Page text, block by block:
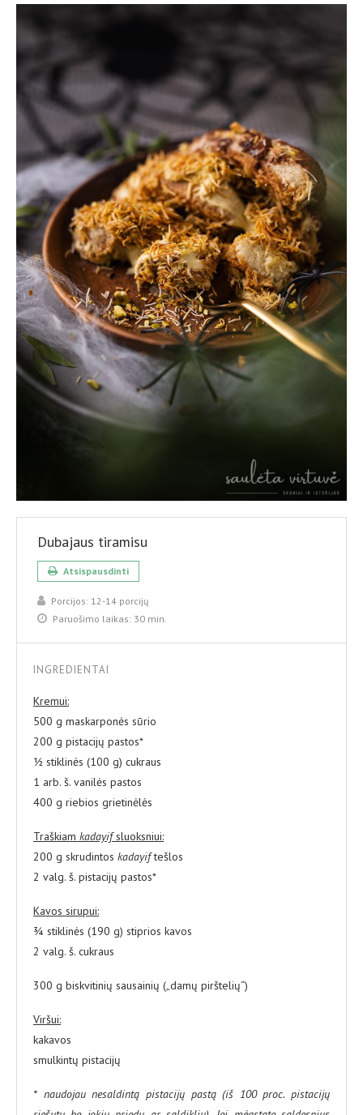
Dubajaus tiramisu
Atsispausdinti
Porcijos: 12-14 porcijų
Paruošimo laikas: 30 min.
INGREDIENTAI
Kremui:
500 g maskarponės sūrio
200 g pistacijų pastos*
½ stiklinės (100 g) cukraus
1 arb. š. vanilės pastos
400 g riebios grietinėlės
Traškiam kadayifsluoksniui:
200 g skrudintos kadayiftešlos
2 valg. š. pistacijų pastos*
Kavos sirupui:
¾ stiklinės (190 g) stiprios kavos
2 valg. š. cukraus
300 g biskvitinių sausainių („damų pirštelių“)
Viršui:
kakavos
smulkintų pistacijų
* naudojau nesaldintą pistacijų pastą (iš 100 proc. pistacijų